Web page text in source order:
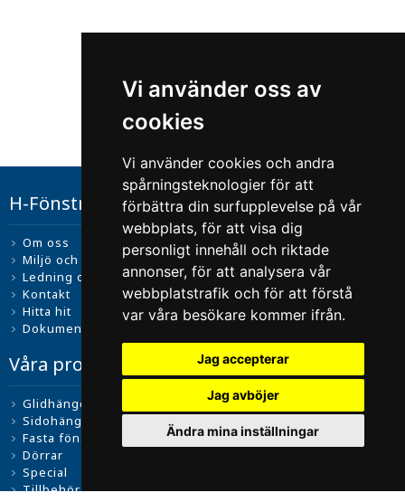
Vi använder oss av
cookies
Vi använder cookies och andra
spårningsteknologier för att
förbättra din surfupplevelse på vår
webbplats, för att visa dig
personligt innehåll och riktade
annonser, för att analysera vår
webbplatstrafik och för att förstå
var våra besökare kommer ifrån.
Jag accepterar
Jag avböjer
Ändra mina inställningar
H-Fönstret i Lysekil
Om oss
Miljö och kvalitet
Ledning och ägarstruktur
Kontakt
Hitta hit
Dokument
Våra produkter
Glidhängda fönster
Sidohängda fönster
Fasta fönster
Dörrar
Special
Tillbehör